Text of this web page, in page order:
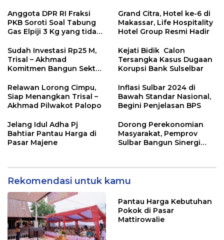
Anggota DPR RI Fraksi
PKB Soroti Soal Tabung
Gas Elpiji 3 Kg yang tidak
Lahadalia tidak Moncer
Grand Citra, Hotel ke-6 di
Makassar, Life Hospitality
Hotel Group Resmi Hadir
Sudah Investasi Rp25 M,
Trisal – Akhmad
Komitmen Bangun Sektor
Kejati Bidik Calon
Tersangka Kasus Dugaan
Korupsi Bank Sulselbar
Relawan Lorong Cimpu,
Siap Menangkan Trisal –
Akhmad Pilwakot Palopo
Inflasi Sulbar 2024 di
Bawah Standar Nasional,
Begini Penjelasan BPS
Jelang Idul Adha Pj
Bahtiar Pantau Harga di
Pasar Majene
Dorong Perekonomian
Masyarakat, Pemprov
Sulbar Bangun Sinergi
Rekomendasi untuk kamu
Pantau Harga Kebutuhan
Pokok di Pasar
Mattirowalie